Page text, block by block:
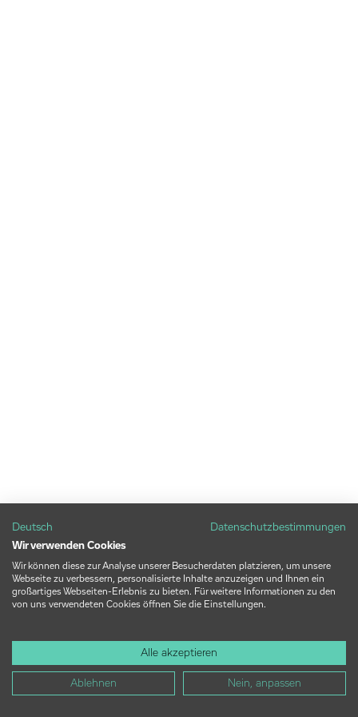
Deutsch
Datenschutzbestimmungen
Wir verwenden Cookies
Wir können diese zur Analyse unserer Besucherdaten platzieren, um unsere
Webseite zu verbessern, personalisierte Inhalte anzuzeigen und Ihnen ein
großartiges Webseiten-Erlebnis zu bieten. Für weitere Informationen zu den
von uns verwendeten Cookies öffnen Sie die Einstellungen.
Alle akzeptieren
Ablehnen Nein, anpassen